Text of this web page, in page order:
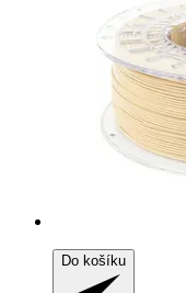
Do košíku